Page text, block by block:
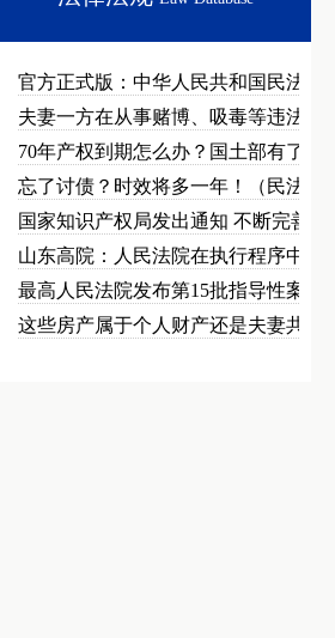
官方正式版：中华人民共和国民法总…
夫妻一方在从事赌博、吸毒等违法犯…
70年产权到期怎么办？国土部有了…
忘了讨债？时效将多一年！（民法草…
国家知识产权局发出通知 不断完善…
山东高院：人民法院在执行程序中可…
最高人民法院发布第15批指导性案…
这些房产属于个人财产还是夫妻共同…